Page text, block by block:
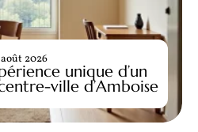
unique d’un
ville d’Amboise
août 2026